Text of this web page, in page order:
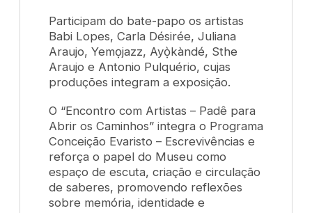
Participam do bate-papo os artistas
Babi Lopes, Carla Désirée, Juliana
Araujo, Yemọjazz, Ayọ̀kàndé, Sthe
Araujo e Antonio Pulquério, cujas
produções integram a exposição.
O “Encontro com Artistas – Padê para
Abrir os Caminhos” integra o Programa
Conceição Evaristo – Escrevivências e
reforça o papel do Museu como
espaço de escuta, criação e circulação
de saberes, promovendo reflexões
sobre memória, identidade e